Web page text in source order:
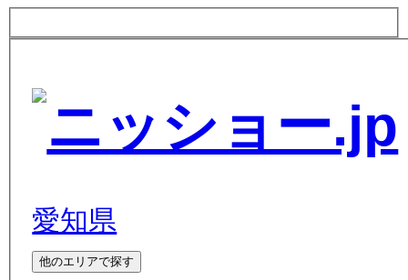
愛知県
他のエリアで探す